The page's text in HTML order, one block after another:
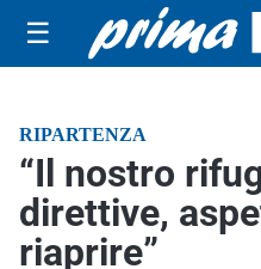
☰
RIPARTENZA
“Il nostro
direttive,
riaprire”